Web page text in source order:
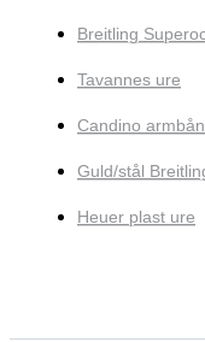
Breitling
Tavannes ure
Candino
Guld/stål
Heuer plast ure